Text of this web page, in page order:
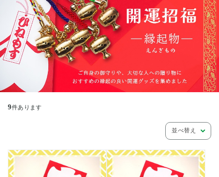
9件あります
並べ替え